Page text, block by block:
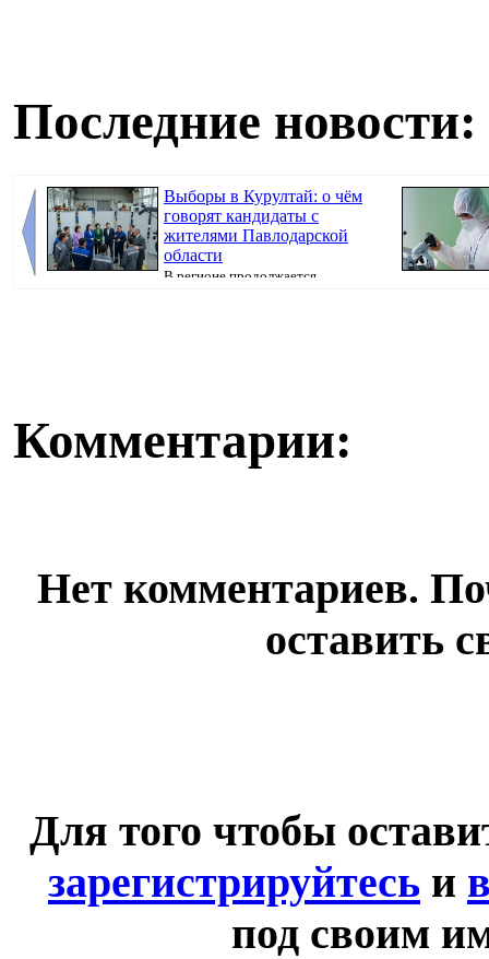
Последние новости:
Выборы в Курултай: о чём
говорят кандидаты с
жителями Павлодарской
области
В регионе продолжается
Комментарии:
Нет комментариев.
оставить
Для того чтобы
зарегистрируйтесь и
под своим